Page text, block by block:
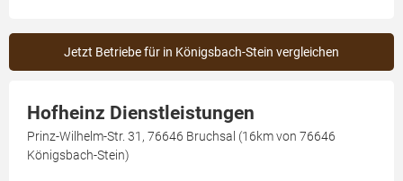
Jetzt Betriebe für in Königsbach-Stein vergleichen
Hofheinz Dienstleistungen
Prinz-Wilhelm-Str. 31, 76646 Bruchsal (16km von 76646
Königsbach-Stein)